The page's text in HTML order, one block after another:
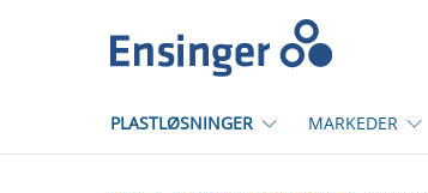
PLASTLØSNINGER MARKEDER